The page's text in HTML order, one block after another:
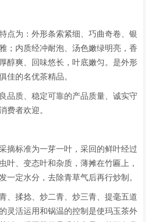
点为：外形条索紧细、巧曲奇卷、银
；内质经冲耐泡、汤色嫩绿明亮，香
醇爽、回味悠长，叶底嫩匀。是外形
佳的名优茶精品。
品质、稳定可靠的产品质量、诚实守
费者欢迎。
摘标准为一芽一叶，采回的鲜叶经过
叶、变态叶和杂质，薄摊在竹匾上，
一定水分，去除青草气后再行炒制。
、揉捻、炒二青、炒三青、提毫五道
灵活运用和锅温的控制是使玛玉茶外